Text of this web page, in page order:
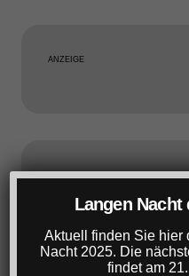
ANZEIGE
Langen Nacht
Aktuell finden Sie hier
Nacht 2025. Die
findet am